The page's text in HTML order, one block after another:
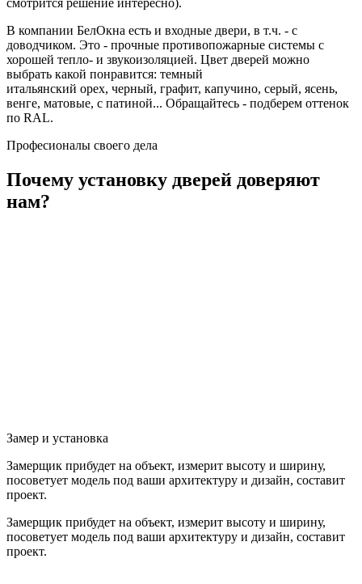
В компании БелОкна есть и входные двери, в т.ч. - с
доводчиком. Это - прочные противопожарные системы с
хорошей тепло- и звукоизоляцией. Цвет дверей можно
выбрать какой понравится: темный
итальянский орех, черный, графит, капучино, серый, ясень,
венге, матовые, с патиной... Обращайтесь - подберем оттенок
по RAL.
Професионалы своего дела
Почему установку дверей доверяют
нам?
Замер и установка
Замерщик прибудет на объект, измерит высоту и ширину,
посоветует модель под ваши архитектуру и дизайн, составит
проект.
Замерщик прибудет на объект, измерит высоту и ширину,
посоветует модель под ваши архитектуру и дизайн, составит
проект.